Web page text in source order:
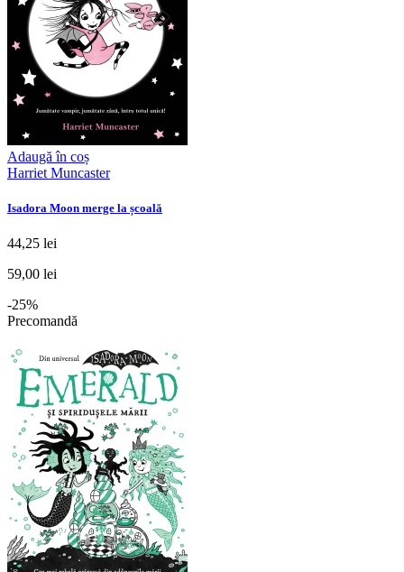
Adaugă în coș
Harriet Muncaster
Isadora Moon merge la școală
44,25 lei
59,00 lei
-25%
Precomandă